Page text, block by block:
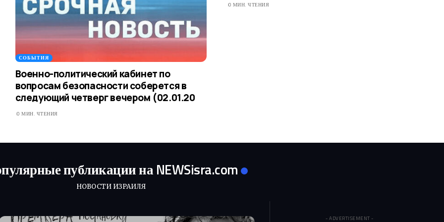
СОБЫТИЯ
Военно-политический кабинет по
вопросам безопасности соберется в
следующий четверг вечером (02.01.20
0 МИН. ЧТЕНИЯ
0 МИН. ЧТЕНИЯ
публикации на NEWSisra.com
НОВОСТИ ИЗРАИЛЯ
- ADVERTISEMENT -